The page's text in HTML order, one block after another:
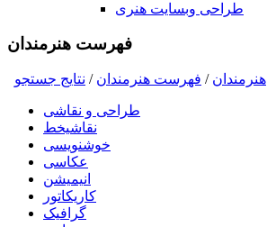
طراحی وبسایت هنری
فهرست هنرمندان
هنرمندان / فهرست هنرمندان / نتايج جستجو
طراحی و نقاشی
نقاشیخط
خوشنویسی
عکاسی
انیمیشن
کاریکاتور
گرافیک